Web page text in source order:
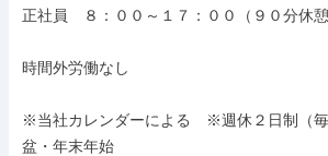
正社員　８：００～１７：００（９０分休憩
時間外労働なし
※当社カレンダーによる　※週休２日制（
盆・年末年始